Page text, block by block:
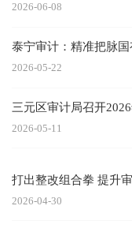
2026-06-08
泰宁审计：精准把脉
2026-05-22
三元区审计局召开
2026-05-11
打出整改组合拳 提升
2026-04-30